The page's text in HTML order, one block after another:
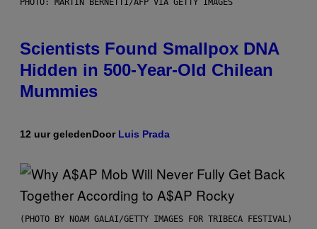
PHOTO: MARTIN BERNETTI/AFP VIA GETTY IMAGES
Scientists Found Smallpox DNA
Hidden in 500-Year-Old Chilean
Mummies
12 uur geledenDoor Luis Prada
(PHOTO BY NOAM GALAI/GETTY IMAGES FOR TRIBECA FESTIVAL)